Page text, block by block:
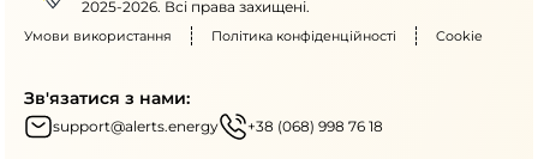
2025-2026. Всі права захищені.
Умови використання Політика конфіденційності Cookie
Зв'язатися з нами:
support@alerts.energy +38 (068) 998 76 18